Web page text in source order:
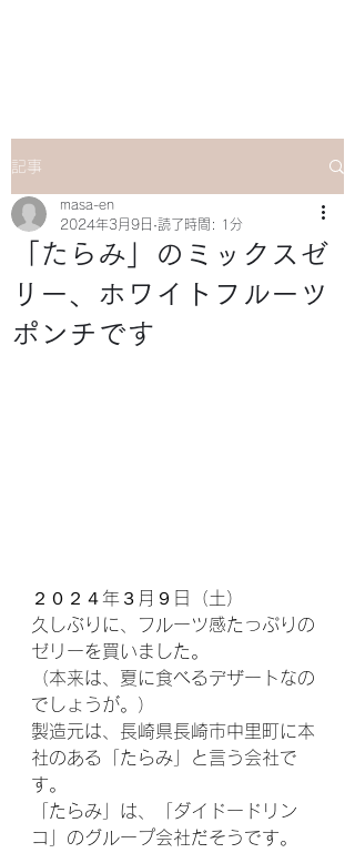
記事
「たらみ」のミックスゼ
リー、ホワイトフルーツ
ポンチです
masa-en
2024年3月9日 読了時間: 1分
２０２４年３月９日（土）
久しぶりに、フルーツ感たっぷりの
ゼリーを買いました。
（本来は、夏に食べるデザートなの
でしょうが。）
製造元は、長崎県長崎市中里町に本
社のある「たらみ」と言う会社で
す。
「たらみ」は、「ダイドードリン
コ」のグループ会社だそうです。